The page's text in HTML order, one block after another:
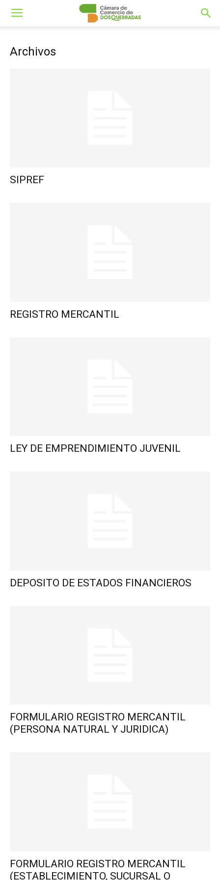
Archivos
SIPREF
REGISTRO MERCANTIL
LEY DE EMPRENDIMIENTO JUVENIL
DEPOSITO DE ESTADOS FINANCIEROS
FORMULARIO REGISTRO MERCANTIL
(PERSONA NATURAL Y JURIDICA)
FORMULARIO REGISTRO MERCANTIL
(ESTABLECIMIENTO, SUCURSAL O